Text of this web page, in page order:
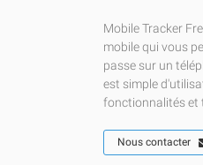
Mobile Tracker
mobile qui vous
passe sur un
est simple
fonctionnalités et
Nous contacter